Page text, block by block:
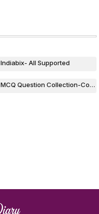
Indiabix- All Supported
MCQ Question Collection-Computer